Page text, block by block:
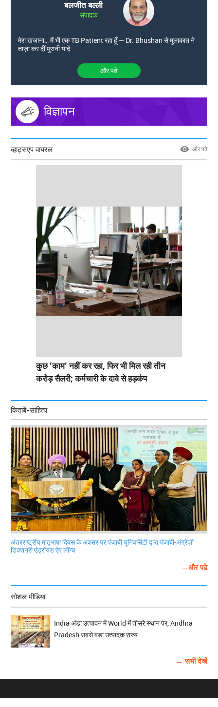
बलजीत बल्ली
संपादक
मेरा खजाना… मैं भी एक TB Patient रहा हूँ — Dr. Bhushan से मुलाकात ने
ताज़ा कर दीं पुरानी यादें
और पढे
विज्ञापन
व्हाट्सएप वायरल और पढे
कुछ 'काम' नहीं कर रहा, फिर भी मिल रही तीन
करोड़ सैलरी; कर्मचारी के दावे से हड़कंप
किताबें-साहित्य
अंतरराष्ट्रीय मातृभाषा दिवस के अवसर पर पंजाबी यूनिवर्सिटी द्वारा पंजाबी-अंग्रेज़ी
डिक्शनरी एंड्रॉयड ऐप लॉन्च
→और पढे
सोशल मीडिया
India अंडा उत्पादन में World में तीसरे स्थान पर, Andhra
Pradesh सबसे बड़ा उत्पादक राज्य
→ सभी देखें